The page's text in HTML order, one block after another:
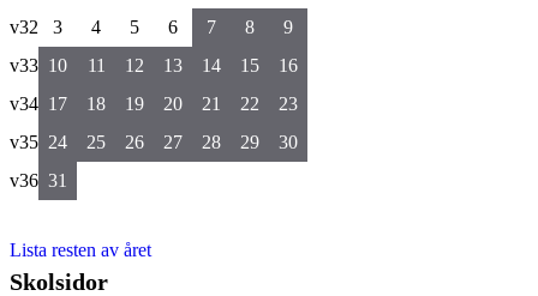
v32
3 4 5 6 7 8
9
v33 10 11 12 13 14 15
16
v34 17 18 19 20 21 22
23
v35 24 25 26 27 28 29
30
v36 31
Lista resten av året
Skolsidor